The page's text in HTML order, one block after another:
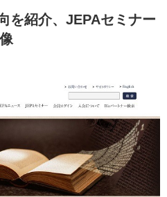
を紹介、JEPAセミナー